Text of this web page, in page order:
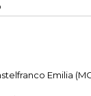
Emilia